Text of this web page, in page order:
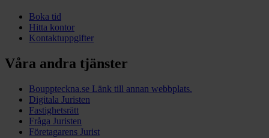
Boka tid
Hitta kontor
Kontaktuppgifter
Våra andra tjänster
Bouppteckna.se Länk till annan webbplats.
Digitala Juristen
Fastighetsrätt
Fråga Juristen
Företagarens Jurist